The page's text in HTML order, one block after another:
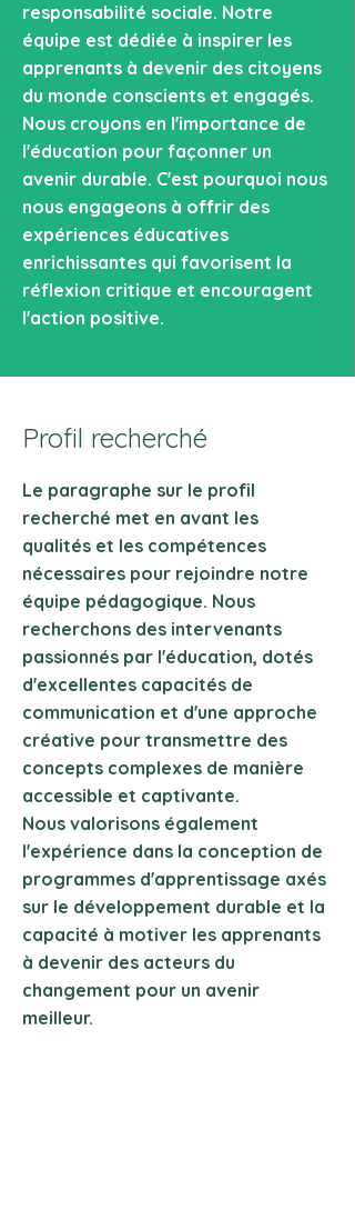
responsabilité sociale. Notre
équipe est dédiée à inspirer les
apprenants à devenir des citoyens
du monde conscients et engagés.
Nous croyons en l'importance de
l'éducation pour façonner un
avenir durable. C'est pourquoi nous
nous engageons à offrir des
expériences éducatives
enrichissantes qui favorisent la
réflexion critique et encouragent
l'action positive.
Profil recherché
Le paragraphe sur le profil
recherché met en avant les
qualités et les compétences
nécessaires pour rejoindre notre
équipe pédagogique. Nous
recherchons des intervenants
passionnés par l'éducation, dotés
d'excellentes capacités de
communication et d'une approche
créative pour transmettre des
concepts complexes de manière
accessible et captivante.
Nous valorisons également
l'expérience dans la conception de
programmes d'apprentissage axés
sur le développement durable et la
capacité à motiver les apprenants
à devenir des acteurs du
changement pour un avenir
meilleur.